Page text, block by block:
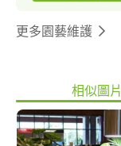
更多園藝維護
相似圖片